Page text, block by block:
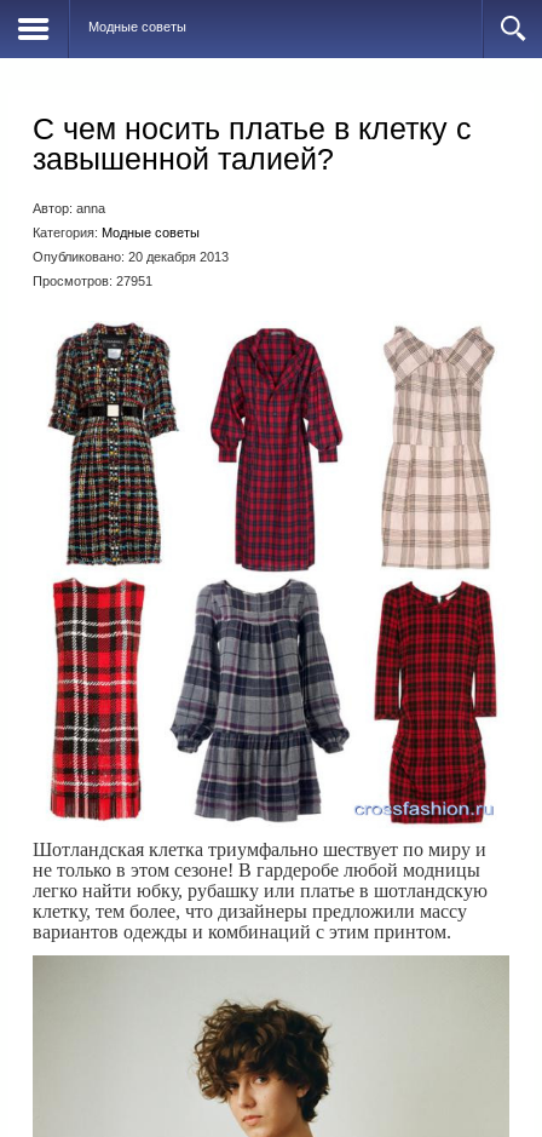
Модные советы
С чем носить платье в клетку с
завышенной талией?
Автор: anna
Категория: Модные советы
Опубликовано: 20 декабря 2013
Просмотров: 27951
Шотландская клетка триумфально шествует по миру и
не только в этом сезоне! В гардеробе любой модницы
легко найти юбку, рубашку или платье в шотландскую
клетку, тем более, что дизайнеры предложили массу
вариантов одежды и комбинаций с этим принтом.